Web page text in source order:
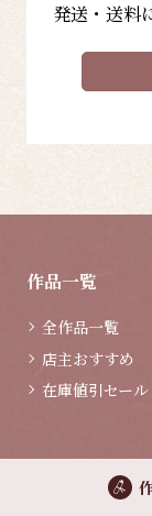
発送・送料
作品一覧
全作品一覧
店主おすすめ
在庫値引セール